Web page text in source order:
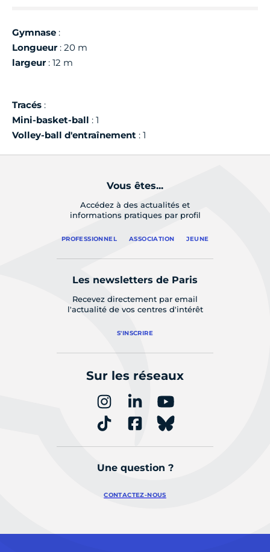
Gymnase :
Longueur: 20 m
largeur: 12 m
Tracés :
Mini-basket-ball : 1
Volley-ball d'entraînement : 1
Vous êtes...
Accédez à des actualités et
informations pratiques par profil
PROFESSIONNEL ASSOCIATION JEUNE
Les newsletters de Paris
Recevez directement par email
l'actualité de vos centres d'intérêt
S'INSCRIRE
Sur les réseaux
Une question ?
CONTACTEZ-NOUS